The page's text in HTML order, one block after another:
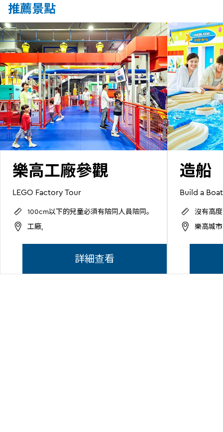
推薦景點
樂高工廠參觀
LEGO Factory Tour
100cm以下的兒童必須有陪同人員陪同。
工廠,
詳細查看
造船
Build a Boat
沒有高
樂高城